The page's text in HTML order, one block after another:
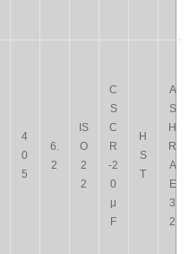
4
0
5
6.
2
IS
O
2
2
C
S
C
R
-2
0
μ
F
H
S
T
A
S
H
R
A
E
3
2